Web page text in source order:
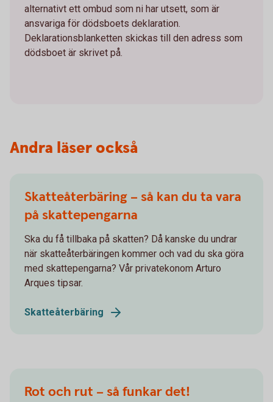
alternativt ett ombud som ni har utsett, som är
ansvariga för dödsboets deklaration.
Deklarationsblanketten skickas till den adress som
dödsboet är skrivet på.
Andra läser också
Skatteåterbäring – så kan du ta vara
på skattepengarna
Ska du få tillbaka på skatten? Då kanske du undrar
när skatteåterbäringen kommer och vad du ska göra
med skattepengarna? Vår privatekonom Arturo
Arques tipsar.
Skatteåterbäring
Rot och rut – så funkar det!